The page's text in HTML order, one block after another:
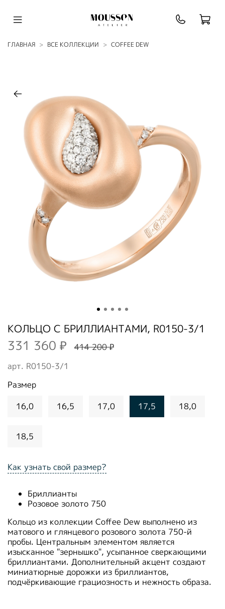
ГЛАВНАЯ ВСЕ КОЛЛЕКЦИИ COFFEE DEW
арт. R0150-3/1
КОЛЬЦО С БРИЛЛИАНТАМИ, R0150-3/1
331 360 ₽ 414 200 ₽
Как узнать свой размер?
Размер
16,0
16,5 17,0 17,5 18,0
18,5
Бриллианты
Розовое золото 750
Кольцо из коллекции Coffee Dew выполнено из
матового и глянцевого розового золота 750-й
пробы. Центральным элементом является
изысканное "зернышко", усыпанное сверкающими
бриллиантами. Дополнительный акцент создают
миниатюрные дорожки из бриллиантов,
подчёркивающие грациозность и нежность образа.